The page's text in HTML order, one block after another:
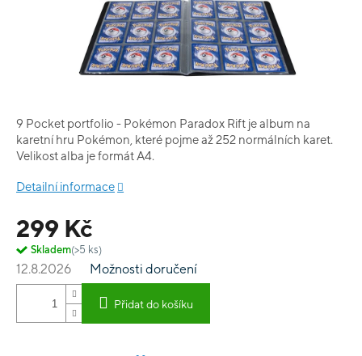
299 Kč
Skladem(>5 ks)
12.8.2026 Možnosti doručení
Přidat do košíku
9 Pocket portfolio - Pokémon Paradox Rift je album na
karetní hru Pokémon, které pojme až 252 normálních karet.
Velikost alba je formát A4.
Detailní informace